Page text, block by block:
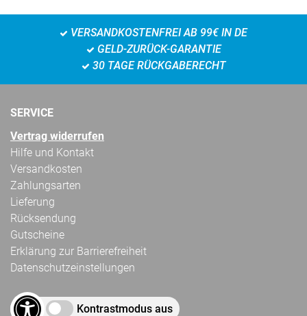
VERSANDKOSTENFREI AB 99€ IN DE
GELD-ZURÜCK-GARANTIE
30 TAGE RÜCKGABERECHT
SERVICE
Vertrag widerrufen
Hilfe und Kontakt
Versandkosten
Zahlungsarten
Lieferung
Rücksendung
Gutscheine
Erklärung zur Barrierefreiheit
Datenschutzeinstellungen
Kontrastmodus aus